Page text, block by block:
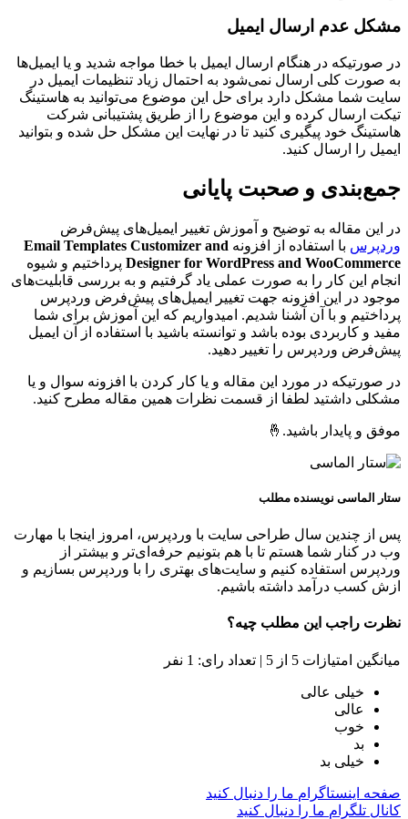
مشکل عدم ارسال ایمیل
در صورتیکه در هنگام ارسال ایمیل با خطا مواجه شدید و یا ایمیل‌ها
به صورت کلی ارسال نمی‌شود به احتمال زیاد تنظیمات ایمیل در
سایت شما مشکل دارد برای حل این موضوع می‌توانید به هاستینگ
تیکت ارسال کرده و این موضوع را از طریق پشتیبانی شرکت
هاستینگ خود پیگیری کنید تا در نهایت این مشکل حل شده و بتوانید
ایمیل را ارسال کنید.
جمع‌بندی و صحبت پایانی
در این مقاله به توضیح و آموزش تغییر ایمیل‌های پیش‌فرض
وردپرس با استفاده از افزونه Email Templates Customizer and
Designer for WordPress and WooCommerce پرداختیم و شیوه
انجام این کار را به صورت عملی یاد گرفتیم و به بررسی قابلیت‌های
موجود در این افزونه جهت تغییر ایمیل‌های پیش‌فرض وردپرس
پرداختیم و با آن آشنا شدیم. امیدواریم که این آموزش برای شما
مفید و کاربردی بوده باشد و توانسته باشید با استفاده از آن ایمیل‌
پیش‌فرض وردپرس را تغییر دهید.
در صورتیکه در مورد این مقاله و یا کار کردن با افزونه سوال و یا
مشکلی داشتید لطفا از قسمت نظرات همین مقاله مطرح کنید.
موفق و پایدار باشید.🤞
ستار الماسی نویسنده مطلب
پس از چندین سال طراحی سایت با وردپرس، امروز اینجا با مهارت
وب در کنار شما هستم تا با هم بتونیم حرفه‌ای‌تر و بیشتر از
وردپرس استفاده کنیم و سایت‌های بهتری را با وردپرس بسازیم و
ازش کسب درآمد داشته باشیم.
نظرت راجب این مطلب چیه؟
میانگین امتیازات 5 از 5 | تعداد رای: 1 نفر
خیلی عالی
عالی
خوب
بد
خیلی بد
صفحه اینستاگرام ما را دنبال کنید
کانال تلگرام ما را دنبال کنید